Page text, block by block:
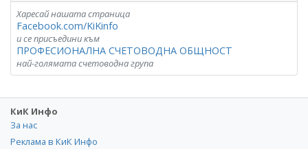
Харесай нашата страница
Facebook.com/KiKinfo
и се присъедини към
ПРОФЕСИОНАЛНА СЧЕТОВОДНА ОБЩНОСТ
най-голямата счетоводна група
КиК Инфо
За нас
Реклама в КиК Инфо